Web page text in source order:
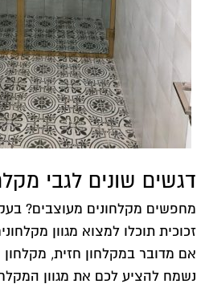
דגשים שונים לגבי
זכוכית תוכלו למצוא מגוון
אם מדובר במקלחון חזית, מקלחון
נשמח להציע לכם את מגוון